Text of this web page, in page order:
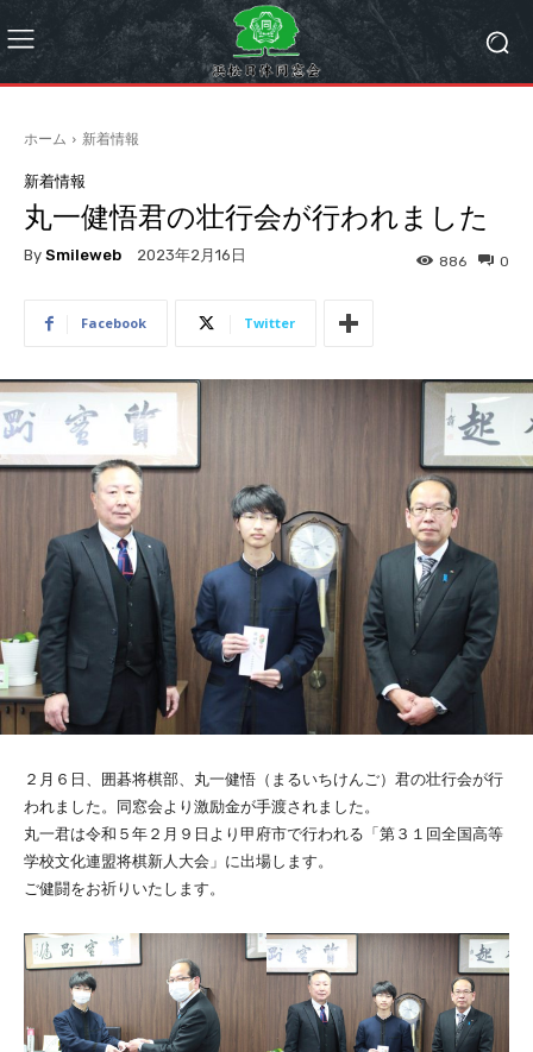
ホーム 新着情報
新着情報
丸一健悟君の壮行会が行われました
By Smileweb 2023年2月16日 0
886
Facebook Twitter
２月６日、囲碁将棋部、丸一健悟（まるいちけんご）君の壮行会が行
われました。同窓会より激励金が手渡されました。
丸一君は令和５年２月９日より甲府市で行われる「第３１回全国高等
学校文化連盟将棋新人大会」に出場します。
ご健闘をお祈りいたします。